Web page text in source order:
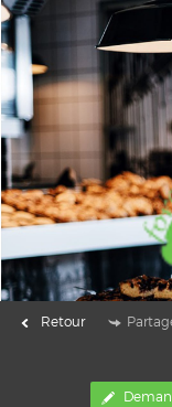
Retour